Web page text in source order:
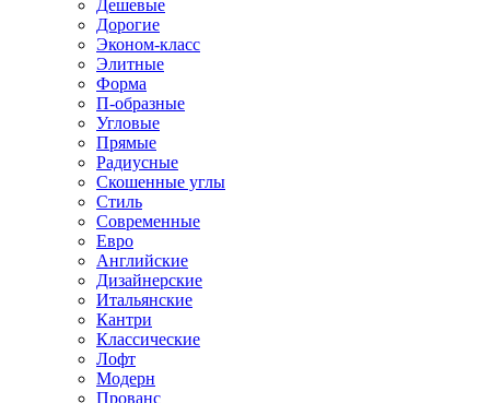
Дешевые
Дорогие
Эконом-класс
Элитные
Форма
П-образные
Угловые
Прямые
Радиусные
Скошенные углы
Стиль
Современные
Евро
Английские
Дизайнерские
Итальянские
Кантри
Классические
Лофт
Модерн
Прованс